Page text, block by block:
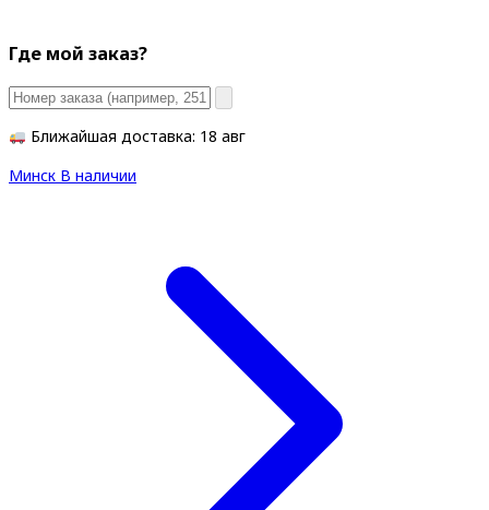
Где мой заказ?
Ближайшая доставка: 18 авг
Минск В наличии